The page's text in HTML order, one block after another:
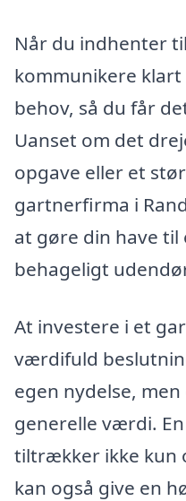
Når du indhenter
kommunikere
behov, så du får
Uanset om det
opgave eller et
gartnerfirma i
at gøre din have til
behageligt
At investere i et
værdifuld
egen nydelse,
generelle værdi.
tiltrækker ikke kun
kan også give en